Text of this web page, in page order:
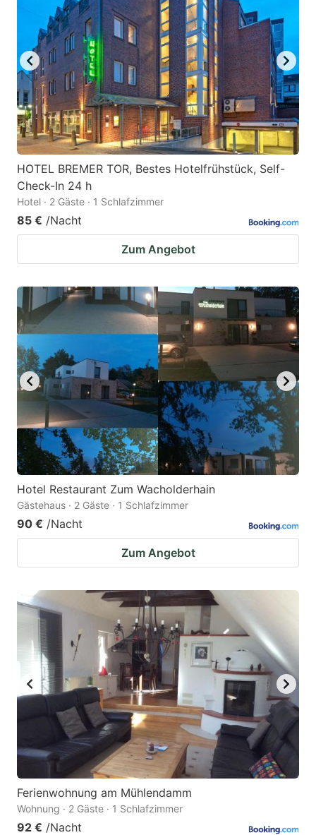
HOTEL BREMER TOR, Bestes Hotelfrühstück, Self-
Check-In 24 h
Hotel · 2 Gäste · 1 Schlafzimmer
85 € /Nacht
Zum Angebot
Hotel Restaurant Zum Wacholderhain
Gästehaus · 2 Gäste · 1 Schlafzimmer
90 € /Nacht
Zum Angebot
Ferienwohnung am Mühlendamm
Wohnung · 2 Gäste · 1 Schlafzimmer
92 € /Nacht